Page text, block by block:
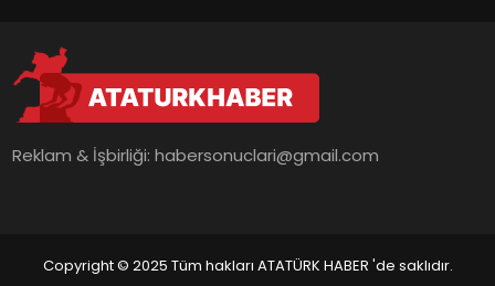
Reklam & İşbirliği:habersonuclari@gmail.com
Copyright © 2025 Tüm hakları ATATÜRK HABER 'de saklıdır.